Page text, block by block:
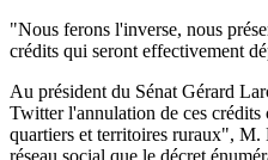
"Nous ferons l'inverse, nous
crédits qui seront effectivement
Au président du Sénat Gérard
Twitter l'annulation de ces
quartiers et territoires ruraux", M.
réseau social que le décret